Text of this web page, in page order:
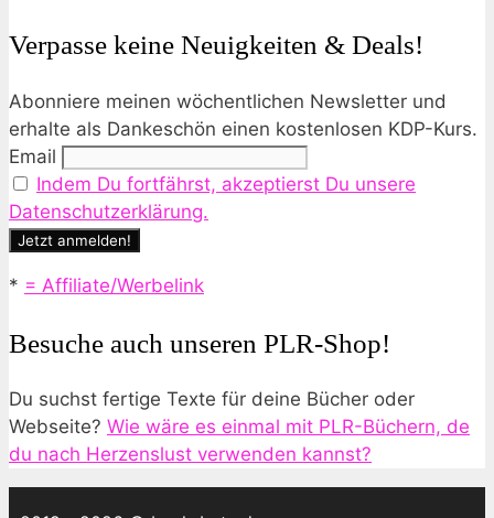
Verpasse keine Neuigkeiten & Deals!
Abonniere meinen wöchentlichen Newsletter und
erhalte als Dankeschön einen kostenlosen KDP-Kurs.
Email
Indem Du fortfährst, akzeptierst Du unsere
Datenschutzerklärung.
* = Affiliate/Werbelink
Besuche auch unseren PLR-Shop!
Du suchst fertige Texte für deine Bücher oder
Webseite? Wie wäre es einmal mit PLR-Büchern, de
du nach Herzenslust verwenden kannst?